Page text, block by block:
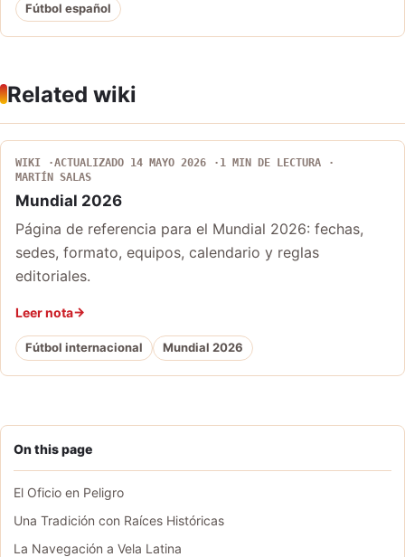
On this page
El Oficio en Peligro
Una Tradición con Raíces Históricas
La Navegación a Vela Latina
Fútbol español
Related wiki
WIKI ACTUALIZADO 14 MAYO 2026
1 MIN DE LECTURA
MARTÍN SALAS
Mundial 2026
Página de referencia para el Mundial 2026: fechas,
sedes, formato, equipos, calendario y reglas
editoriales.
Leer nota
Fútbol internacional Mundial 2026